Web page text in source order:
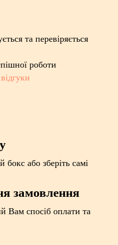
та перевіряється
роботи
бокс або зберіть самі
замовлення
Вам спосіб оплати та